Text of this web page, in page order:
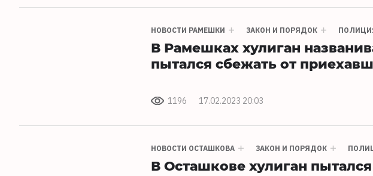
НОВОСТИ РАМЕШКИ ЗАКОН И ПОРЯДОК
В Рамешках хулиган
пытался сбежать от
1196 17.02.2023 20:03
НОВОСТИ ОСТАШКОВА ЗАКОН И ПОРЯДОК
В Осташкове хулиган